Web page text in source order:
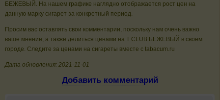
БЕЖЕВЫЙ. На нашем графике наглядно отображается рост цен на
данную марку сигарет за конкретный период.
Просим вас оставлять свои комментарии, поскольку нам очень важно
ваше мнение, а также делиться ценами на T CLUB БЕЖЕВЫЙ в своем
городе. Следите за ценами на сигареты вместе с tabacum.ru
Дата обновления: 2021-11-01
Добавить комментарий